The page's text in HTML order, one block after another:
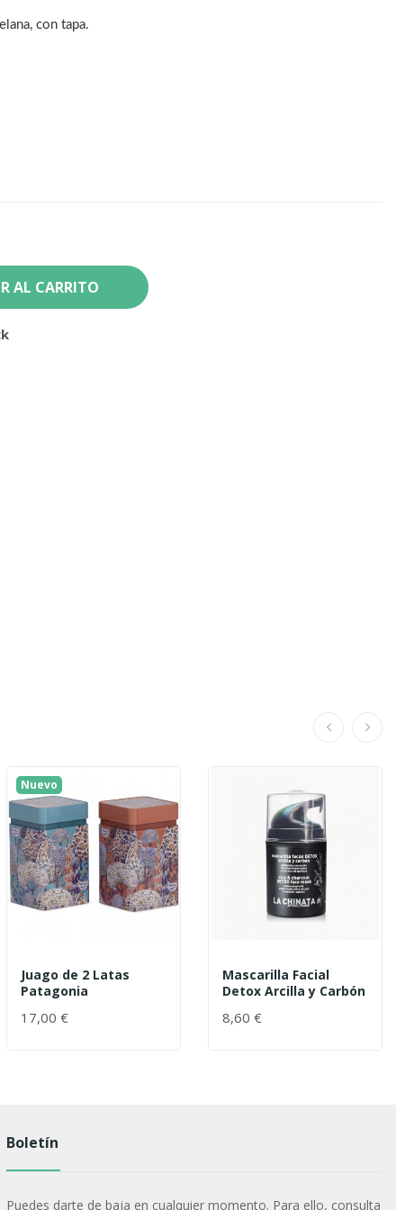
con tapa.
AL CARRITO
Nuevo
Juago de 2 Latas
Patagonia
17,00 €
Mascarilla Facial
Detox Arcilla y Carbón
8,60 €
Boletín
Puedes darte de baja en cualquier momento. Para ello, consulta